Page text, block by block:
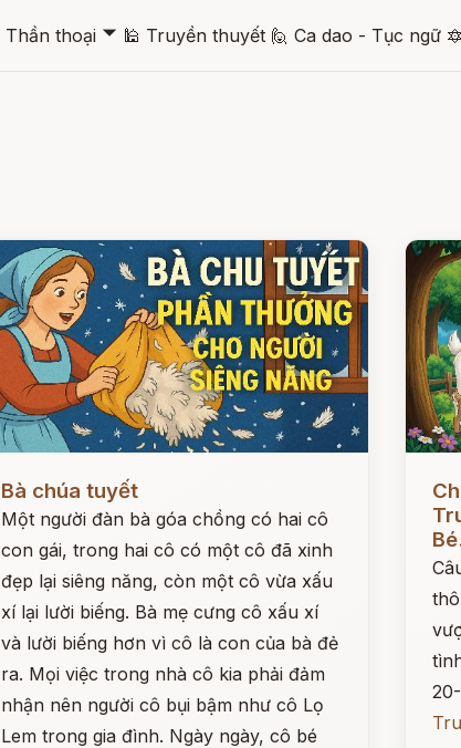
Thần thoại 🞃 🕌 Truyền thuyết 🙋 Ca dao - Tục ngữ 🔯
Bà chúa tuyết
Một người đàn bà góa chồng có hai cô
con gái, trong hai cô có một cô đã xinh
đẹp lại siêng năng, còn một cô vừa xấu
xí lại lười biếng. Bà mẹ cưng cô xấu xí
và lười biếng hơn vì cô là con của bà đẻ
ra. Mọi việc trong nhà cô kia phải đảm
nhận nên người cô bụi bậm như cô Lọ
Lem trong gia đình. Ngày ngày, cô bé